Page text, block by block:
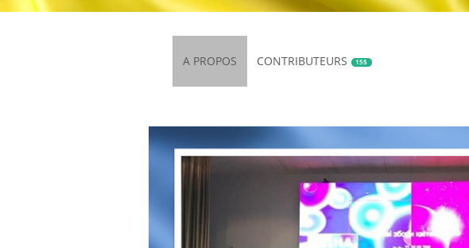
A PROPOS CONTRIBUTEURS 155